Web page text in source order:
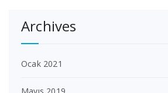
Archives
Ocak 2021
Mayıs 2019